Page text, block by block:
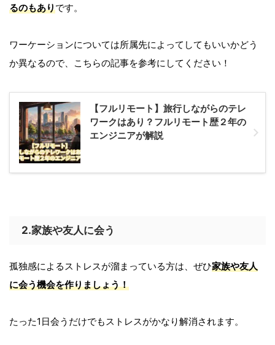
るのもありです。
ワーケーションについては所属先によってしてもいいかどう
か異なるので、こちらの記事を参考にしてください！
【フルリモート】旅行しながらのテレ
ワークはあり？フルリモート歴２年の
エンジニアが解説
2.家族や友人に会う
孤独感によるストレスが溜まっている方は、ぜひ家族や友人
に会う機会を作りましょう！
たった1日会うだけでもストレスがかなり解消されます。